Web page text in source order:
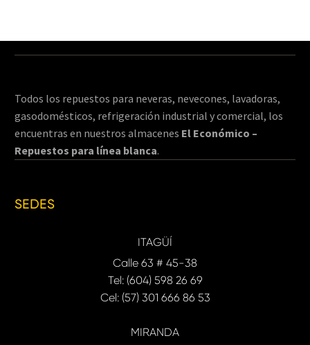
Todos los repuestos para neveras, nevecones, lavadoras,
gasodomésticos, refrigeración industrial y comercial, los
encuentras en nuestros almacenes El Económico –
Repuestos para línea blanca.
SEDES
ITAGÜÍ
Calle 63 # 45-38
Tel: (604) 598 26 69
Cel: (57) 301 666 86 53
MIRANDA